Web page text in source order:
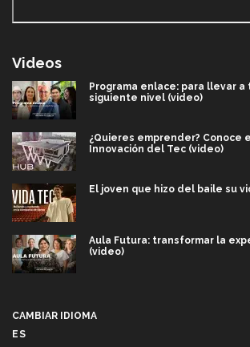
Videos
Programa enlace: para llevar a
siguiente nivel (video)
¿Quieres emprender? Conoce
Innovación del Tec (video)
El joven que hizo del baile su
Aula Futura: transformar la
(video)
CAMBIAR IDIOMA
ES